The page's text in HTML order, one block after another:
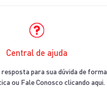
Central de ajuda
para sua dúvida de forma
ou Fale Conosco clicando aqui.